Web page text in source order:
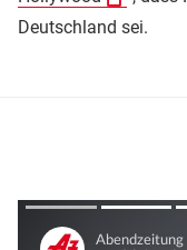
Deutschland sei.